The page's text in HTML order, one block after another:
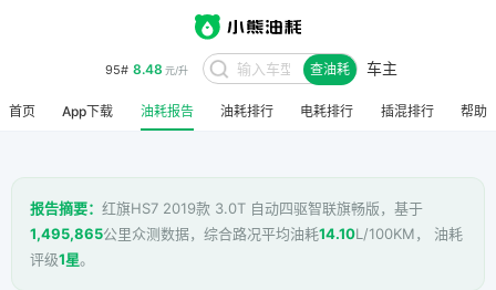
95# 8.48 元/升 查油耗 车主
首页 App下载 油耗报告 油耗排行 电耗排行 插混排行 帮助
报告摘要： 红旗HS7 2019款 3.0T 自动四驱智联旗畅版，基于
1,495,865公里众测数据，综合路况平均油耗14.10L/100KM， 油耗
评级1星。